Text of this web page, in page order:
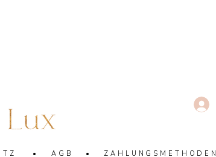
• AGB • ZAHLUNGSMETHODEN